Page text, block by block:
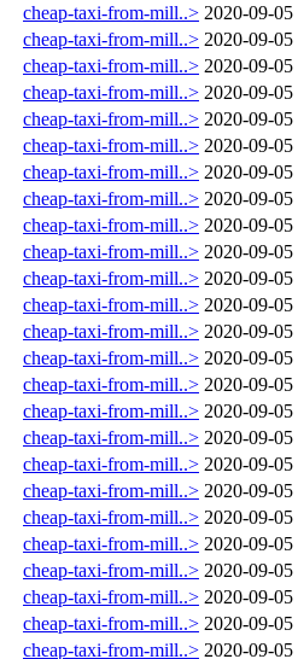
cheap-taxi-from-mill..> 2020-09-05
cheap-taxi-from-mill..> 2020-09-05
cheap-taxi-from-mill..> 2020-09-05
cheap-taxi-from-mill..> 2020-09-05
cheap-taxi-from-mill..> 2020-09-05
cheap-taxi-from-mill..> 2020-09-05
cheap-taxi-from-mill..> 2020-09-05
cheap-taxi-from-mill..> 2020-09-05
cheap-taxi-from-mill..> 2020-09-05
cheap-taxi-from-mill..> 2020-09-05
cheap-taxi-from-mill..> 2020-09-05
cheap-taxi-from-mill..> 2020-09-05
cheap-taxi-from-mill..> 2020-09-05
cheap-taxi-from-mill..> 2020-09-05
cheap-taxi-from-mill..> 2020-09-05
cheap-taxi-from-mill..> 2020-09-05
cheap-taxi-from-mill..> 2020-09-05
cheap-taxi-from-mill..> 2020-09-05
cheap-taxi-from-mill..> 2020-09-05
cheap-taxi-from-mill..> 2020-09-05
cheap-taxi-from-mill..> 2020-09-05
cheap-taxi-from-mill..> 2020-09-05
cheap-taxi-from-mill..> 2020-09-05
cheap-taxi-from-mill..> 2020-09-05
cheap-taxi-from-mill..> 2020-09-05